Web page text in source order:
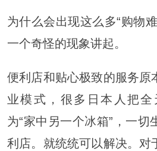
为什么会出现这么多“购物
一个奇怪的现象讲起。
便利店和贴心极致的服务原
业模式，很多日本人把
为“家中另一个冰箱”，一切
利店。就统统可以解决。对